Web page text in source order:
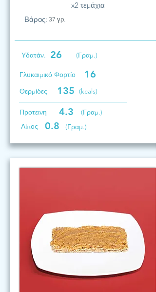
x2 τεμάχια
Βάρος: 37 γρ.
Υδατάν. 26 (Γραμ.)
Γλυκαιμικό Φορτίο 16
Θερμίδες 135 (kcals)
Προτεινη 4.3
(Γραμ.)
Λίπος
0.8 (Γραμ.)